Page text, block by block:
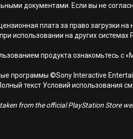
документами. Если вы не
плата за право загрузки
использовании на других системах
продукта ознакомьтесь с
программы ©Sony Interactive
текст Условий использования
from the official PlayStation Store